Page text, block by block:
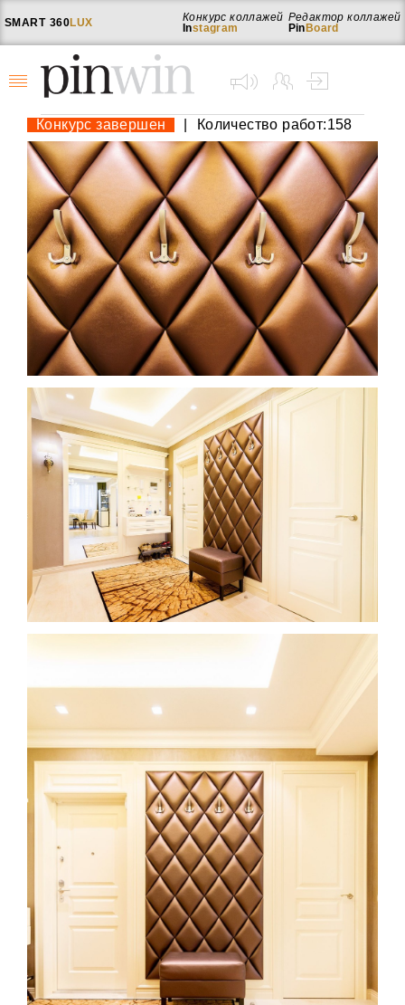
SMART 360LUX
Редактор коллажей
Pin Board
Конкурс коллажей
Instagram
Конкурс завершен Количество работ:158